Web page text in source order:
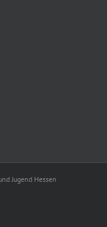
Jugend Hessen